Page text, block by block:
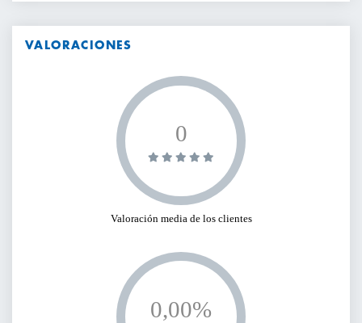
VALORACIONES
0
Valoración media de los clientes
0,00%